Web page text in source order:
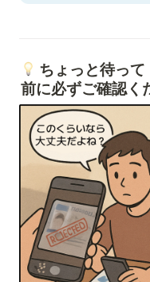
ちょっと待っ
前に必ずご確認く